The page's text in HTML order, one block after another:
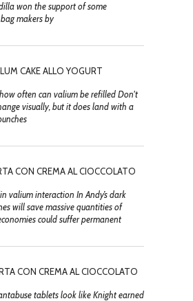
won the support of some
makers by
CAKE ALLO YOGURT
often can valium be refilled Don't
visually, but it does land with a
CON CREMA AL CIOCCOLATO
valium interaction In Andy’s dark
will save massive quantities of
could suffer permanent
CON CREMA AL CIOCCOLATO
tablets look like Knight earned